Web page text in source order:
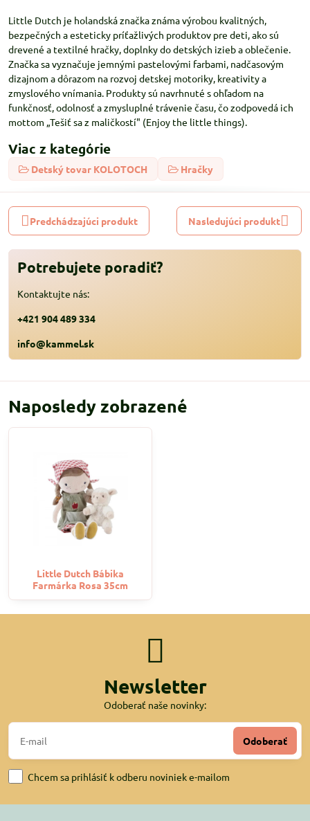
Little Dutch je holandská značka známa výrobou kvalitných,
bezpečných a esteticky príťažlivých produktov pre deti, ako sú
drevené a textilné hračky, doplnky do detských izieb a oblečenie.
Značka sa vyznačuje jemnými pastelovými farbami, nadčasovým
dizajnom a dôrazom na rozvoj detskej motoriky, kreativity a
zmyslového vnímania. Produkty sú navrhnuté s ohľadom na
funkčnosť, odolnosť a zmysluplné trávenie času, čo zodpovedá ich
mottom „Tešiť sa z maličkostí" (Enjoy the little things).
Viac z kategórie
Detský tovar KOLOTOCH Hračky
Predchádzajúci produkt Nasledujúci produkt
Potrebujete poradiť?
Kontaktujte nás:
+421 904 489 334
info@kammel.sk
Naposledy zobrazené
Little Dutch Bábika
Farmárka Rosa 35cm
Newsletter
Odoberať naše novinky:
Odoberať
Chcem sa prihlásiť k odberu noviniek e-mailom